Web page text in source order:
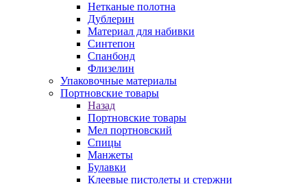
Нетканые полотна
Дублерин
Материал для набивки
Синтепон
Спанбонд
Флизелин
Упаковочные материалы
Портновские товары
Назад
Портновские товары
Мел портновский
Спицы
Манжеты
Булавки
Клеевые пистолеты и стержни